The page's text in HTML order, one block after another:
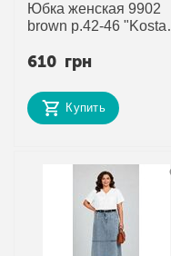
Юбка женская 9902
brown р.42-46 "Kosta"
прямого поставщика
610 грн
Купить